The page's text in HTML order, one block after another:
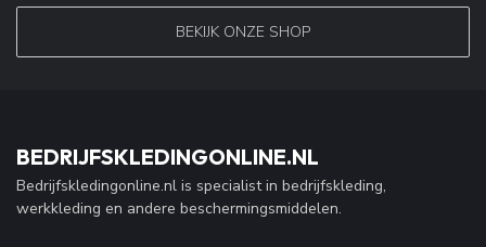
BEKIJK ONZE SHOP
BEDRIJFSKLEDINGONLINE.NL
Bedrijfskledingonline.nl is specialist in bedrijfskleding,
werkkleding en andere beschermingsmiddelen.